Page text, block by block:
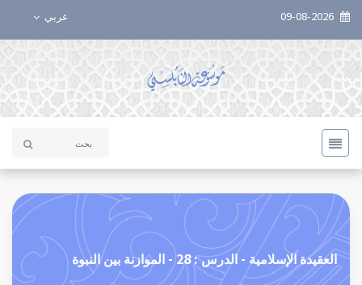
عربي
العقيدة الإسلامية - الدرس : 28 - الموازنة بين النبوة